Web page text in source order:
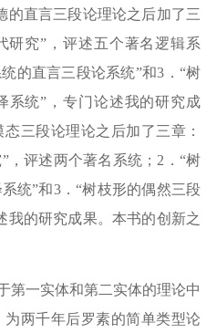
的直言三段论理论之后加了三
研究” ，评述五个著名逻辑系
的直言三段论系统”和3 ． “树
系统” ，专门论述我的研究成
三段论理论之后加了三章：
”，评述两个著名系统； 2 ． “树
统”和3．“树枝形的偶然三段
我的研究成果。本书的创新之
第一实体和第二实体的理论中
两千年后罗素的简单类型论